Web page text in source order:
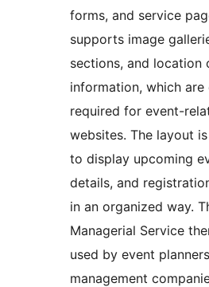
forms, and service
supports image
sections, and location
information, which are
required for event-
websites. The layout
to display upcoming
details, and
in an organized way.
Managerial Service
used by event
management